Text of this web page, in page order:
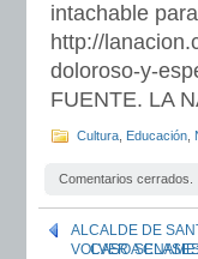
intachable
http://
doloroso-y-
FUENTE. LA
Cultura Educación
Comentarios cerrados.
ALCALDE DE
VOLVER A
CASO